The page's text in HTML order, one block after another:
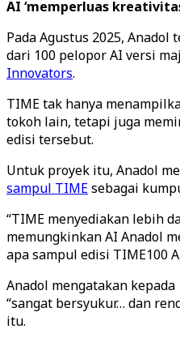
AI ‘memperluas
Pada Agustus 2025,
dari 100 pelopor AI versi
Innovators.
TIME tak hanya
tokoh lain, tetapi juga
edisi tersebut.
Untuk proyek itu, Anadol
sampul TIMEsebagai
“TIME menyediakan lebih
memungkinkan AI Anadol
apa sampul edisi TIME100
Anadol mengatakan kepada
“sangat bersyukur… dan
itu.